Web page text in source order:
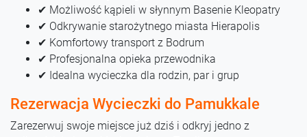
✔ Możliwość kąpieli w słynnym Basenie Kleopatry
✔ Odkrywanie starożytnego miasta Hierapolis
✔ Komfortowy transport z Bodrum
✔ Profesjonalna opieka przewodnika
✔ Idealna wycieczka dla rodzin, par i grup
Rezerwacja Wycieczki do Pamukkale
Zarezerwuj swoje miejsce już dziś i odkryj jedno z